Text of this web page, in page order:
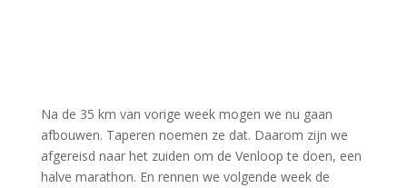
Na de 35 km van vorige week mogen we nu gaan
afbouwen. Taperen noemen ze dat. Daarom zijn we
afgereisd naar het zuiden om de Venloop te doen, een
halve marathon. En rennen we volgende week de